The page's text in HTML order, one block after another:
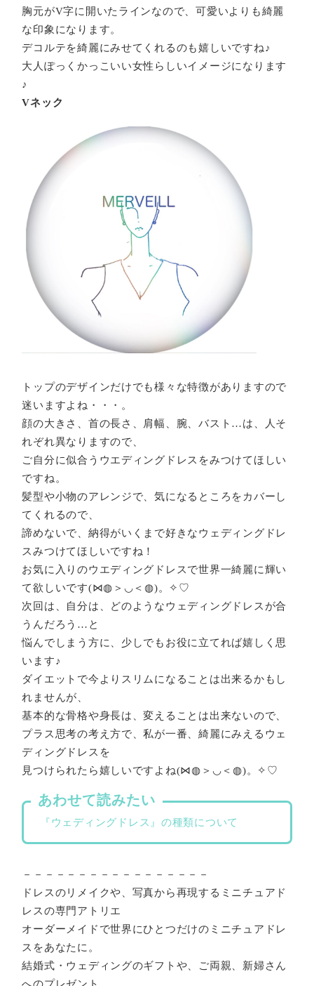
胸元がV字に開いたラインなので、可愛いよりも綺麗
な印象になります。
デコルテを綺麗にみせてくれるのも嬉しいですね♪
大人ぽっくかっこいい女性らしいイメージになります
♪
Vネック
トップのデザインだけでも様々な特徴がありますので
迷いますよね・・・。
顔の大きさ、首の長さ、肩幅、腕、バスト…は、人そ
れぞれ異なりますので、
ご自分に似合うウエディングドレスをみつけてほしい
ですね。
髪型や小物のアレンジで、気になるところをカバーし
てくれるので、
諦めないで、納得がいくまで好きなウェディングドレ
スみつけてほしいですね！
お気に入りのウエディングドレスで世界一綺麗に輝い
て欲しいです(⋈◍＞◡＜◍)。✧♡
次回は、自分は、どのようなウェディングドレスが合
うんだろう…と
悩んでしまう方に、少しでもお役に立てれば嬉しく思
います♪
ダイエットで今よりスリムになることは出来るかもし
れませんが、
基本的な骨格や身長は、変えることは出来ないので、
プラス思考の考え方で、私が一番、綺麗にみえるウェ
ディングドレスを
見つけられたら嬉しいですよね(⋈◍＞◡＜◍)。✧♡
あわせて読みたい
『ウェディングドレス』の種類について
－－－－－－－－－－－－－－－－－
ドレスのリメイクや、写真から再現するミニチュアド
レスの専門アトリエ
オーダーメイドで世界にひとつだけのミニチュアドレ
スをあなたに。
結婚式・ウェディングのギフトや、ご両親、新婦さん